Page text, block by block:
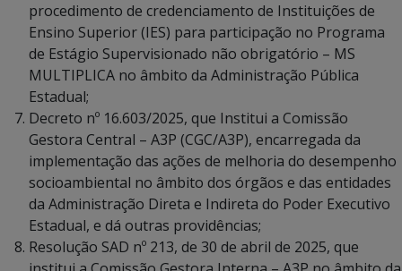
procedimento de credenciamento de Instituições de
Ensino Superior (IES) para participação no Programa
de Estágio Supervisionado não obrigatório – MS
MULTIPLICA no âmbito da Administração Pública
Estadual;
Decreto nº 16.603/2025, que Institui a Comissão
Gestora Central – A3P (CGC/A3P), encarregada da
implementação das ações de melhoria do desempenho
socioambiental no âmbito dos órgãos e das entidades
da Administração Direta e Indireta do Poder Executivo
Estadual, e dá outras providências;
Resolução SAD nº 213, de 30 de abril de 2025, que